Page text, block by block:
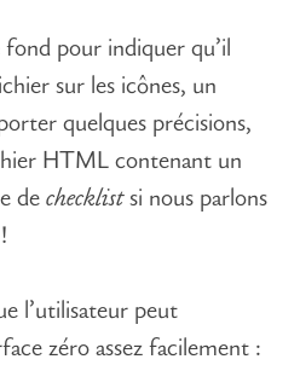
pour indiquer qu’il
sur les icônes, un
quelques précisions,
HTML contenant un
de checklistsi nous parlons
l’utilisateur peut
zéro assez facilement :